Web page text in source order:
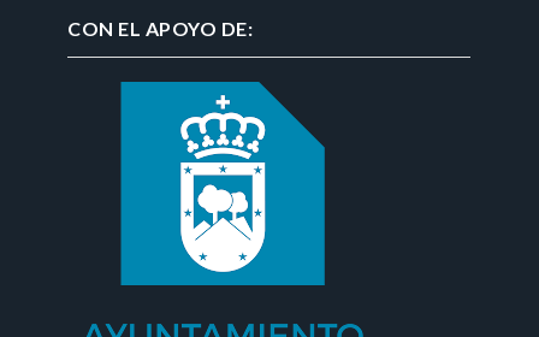
CON EL APOYO DE: